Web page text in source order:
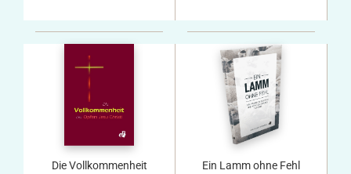
Die Vollkommenheit
Ein Lamm ohne Fehl